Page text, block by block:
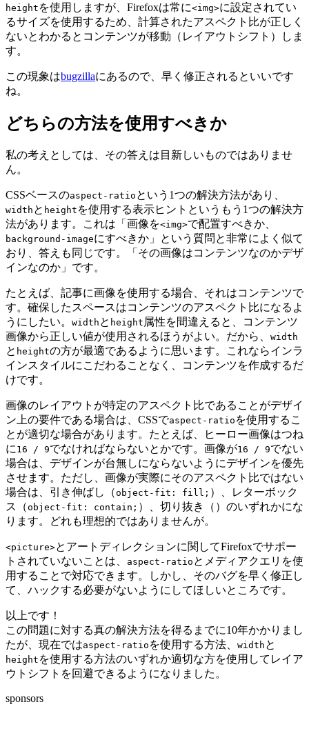
height を使用しますが、Firefoxは常に<img>に設定されてい
るサイズを使用するため、計算されたアスペクト比が正しく
ないとわかるとコンテンツが移動（レイアウトシフト）しま
す。
この現象はbugzillaにあるので、早く修正されるといいです
ね。
どちらの方法を使用すべきか
私の考えとしては、その答えは目新しいものではありませ
ん。
CSSベースのaspect-ratio という1つの解決方法があり、
width と height を使用する表示ヒントというもう1つの解決方
法があります。これは「画像を<img>で配置すべきか、
background-imageにすべきか」という質問と非常によく似て
おり、答えも同じです。
「その画像はコンテンツなのかデザ
インなのか」 です。
たとえば、記事に画像を使用する場合、それはコンテンツで
す。確保したスペースはコンテンツのアスペクト比になるよ
うにしたい。 width と height 属性を間違えると、コンテンツ
画像から正しい値が使用されるほうがよい。だから、 width
と heightの方が最適であるように思います。これならインラ
インスタイルにこだわることなく、コンテンツを作成するだ
けです。
画像のレイアウトが特定のアスペクト比であることがデザイ
ン上の要件である場合は、CSSでaspect-ratio を使用するこ
とが適切な場合があります。たとえば、ヒーロー画像はつね
に 16 / 9でなければならないとかです。画像が16 / 9でない
場合は、デザインが台無しにならないようにデザインを優先
させます。ただし、画像が実際にそのアスペクト比ではない
場合は、引き伸ばし（object-fit: fill; ）、レターボック
ス（object-fit: contain; ）、切り抜き（ ）のいずれかにな
ります。どれも理想的ではありませんが。
<picture>とアートディレクションに関してFirefoxでサポー
トされていないことは、
aspect-ratio とメディアクエリを使
用することで対応できます。しかし、そのバグを早く修正し
て、ハックする必要がないようにしてほしいところです。
以上です！
この問題に対する真の解決方法を得るまでに10年かかりまし
たが、現在ではaspect-ratio を使用する方法、 width と
height を使用する方法のいずれか適切な方を使用してレイア
ウトシフトを回避できるようになりました。
sponsors